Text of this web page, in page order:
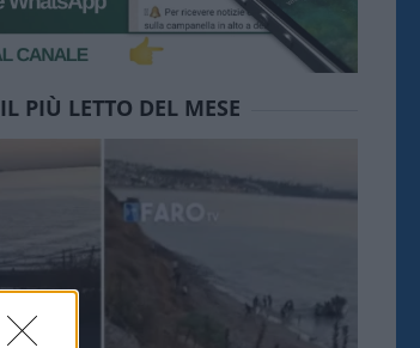
IL PIÙ LETTO DEL MESE